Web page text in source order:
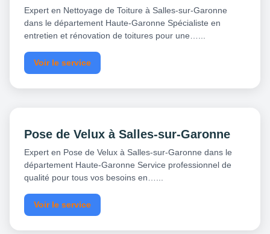
Expert en Nettoyage de Toiture à Salles-sur-Garonne
dans le département Haute-Garonne Spécialiste en
entretien et rénovation de toitures pour une…...
Voir le service
Pose de Velux à Salles-sur-Garonne
Expert en Pose de Velux à Salles-sur-Garonne dans le
département Haute-Garonne Service professionnel de
qualité pour tous vos besoins en…...
Voir le service